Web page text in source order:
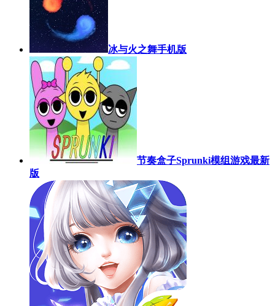
冰与火之舞手机版
节奏盒子Sprunki模组游戏最新
版